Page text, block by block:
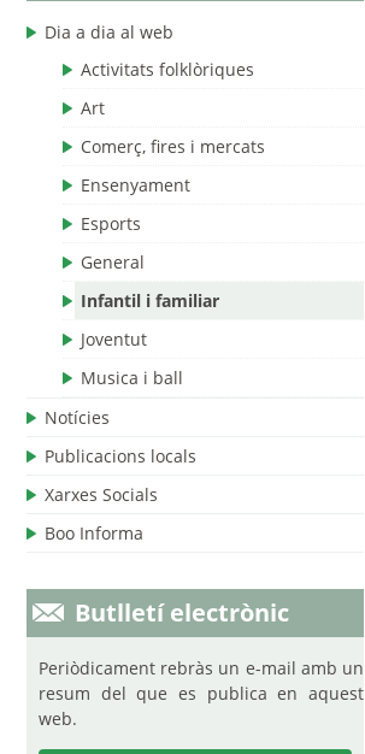
Dia a dia al web
Activitats folklòriques
Art
Comerç, fires i mercats
Ensenyament
Esports
General
Infantil i familiar
Joventut
Musica i ball
Notícies
Publicacions locals
Xarxes Socials
Boo Informa
Butlletí electrònic
Periòdicament rebràs un e-mail amb un
resum del que es publica en aquest
web.